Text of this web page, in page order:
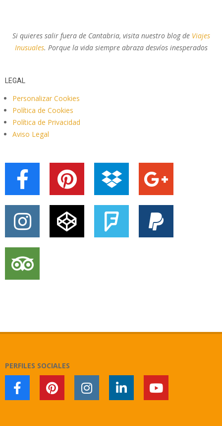
Si quieres salir fuera de Cantabria, visita nuestro blog de Viajes
Inusuales. Porque la vida siempre abraza desvíos inesperados
LEGAL
Personalizar Cookies
Política de Cookies
Política de Privacidad
Aviso Legal
PERFILES SOCIALES